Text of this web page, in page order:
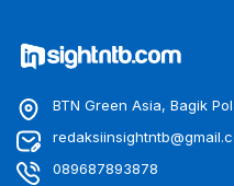
BTN Green Asia, Bagik
089687893878